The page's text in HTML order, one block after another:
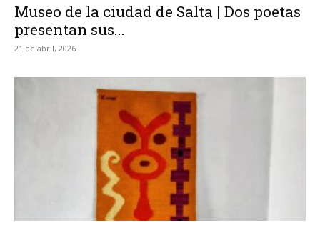
Museo de la ciudad de Salta | Dos poetas
presentan sus...
21 de abril, 2026